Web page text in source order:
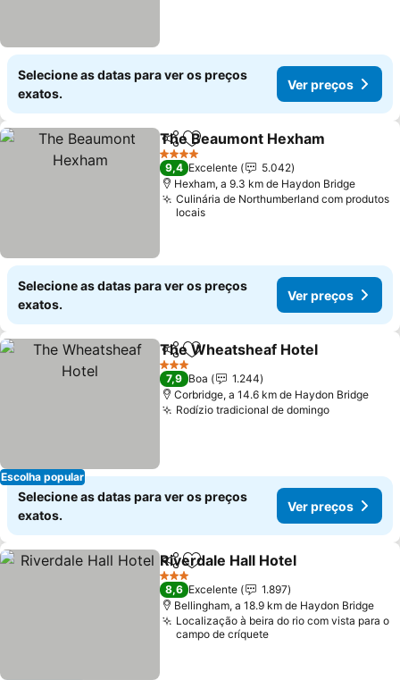
Selecione as datas para ver os preços
exatos.
Ver preços
PartilharAdicionar aos favoritos
The Beaumont Hexham
4 Estrelas
9,4 Excelente
5.042
Hexham, a 9.3 km de Haydon Bridge
Culinária de Northumberland com produtos
locais
Selecione as datas para ver os preços
exatos.
Ver preços
Escolha popular
PartilharAdicionar aos favoritos
The Wheatsheaf Hotel
3 Estrelas
7,9 Boa
1.244
Corbridge, a 14.6 km de Haydon Bridge
Rodízio tradicional de domingoVer
Selecione as datas para ver os preços
exatos.
Ver preços
PartilharAdicionar aos favoritos
Riverdale Hall Hotel
3 Estrelas
8,6 Excelente
1.897
Bellingham, a 18.9 km de Haydon Bridge
Localização à beira do rio com vista para o
campo de críquete